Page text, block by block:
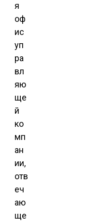
я
оф
ис
уп
ра
вл
яю
ще
й
ко
мп
ан
ии,
отв
еч
аю
ще